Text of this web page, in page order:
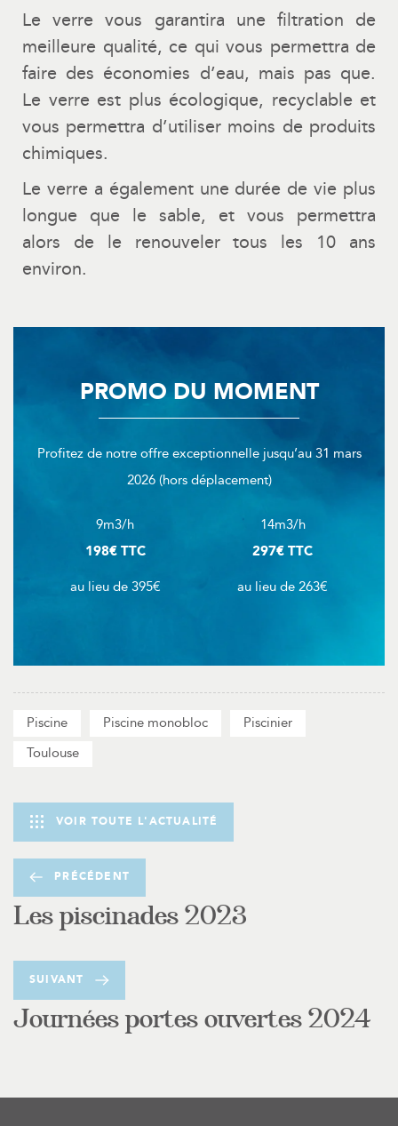
Le verre vous garantira une filtration de
meilleure qualité, ce qui vous permettra de
faire des économies d’eau, mais pas que.
Le verre est plus écologique, recyclable et
vous permettra d’utiliser moins de produits
chimiques.
Le verre a également une durée de vie plus
longue que le sable, et vous permettra
alors de le renouveler tous les 10 ans
environ.
PROMO DU MOMENT
Profitez de notre offre exceptionnelle jusqu’au 31 mars
2026 (hors déplacement)
9m3/h
198€ TTC
14m3/h
297€ TTC
au lieu de 395€ au lieu de 263€
Piscine Piscine monobloc
Piscinier
Toulouse
PRÉCÉDENT
Les piscinades 2023
VOIR TOUTE L'ACTUALITÉ
SUIVANT
Journées portes ouvertes 2024